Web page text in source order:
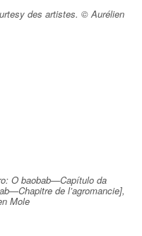
des artistes. © Aurélien
O baobab—Capítulo da
de l’agromancie],
Mole